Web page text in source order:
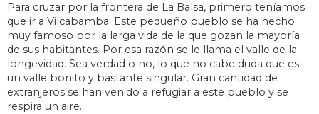
Para cruzar por la frontera de La Balsa, primero teníamos
que ir a Vilcabamba. Este pequeño pueblo se ha hecho
muy famoso por la larga vida de la que gozan la mayoría
de sus habitantes. Por esa razón se le llama el valle de la
longevidad. Sea verdad o no, lo que no cabe duda que es
un valle bonito y bastante singular. Gran cantidad de
extranjeros se han venido a refugiar a este pueblo y se
respira un aire…